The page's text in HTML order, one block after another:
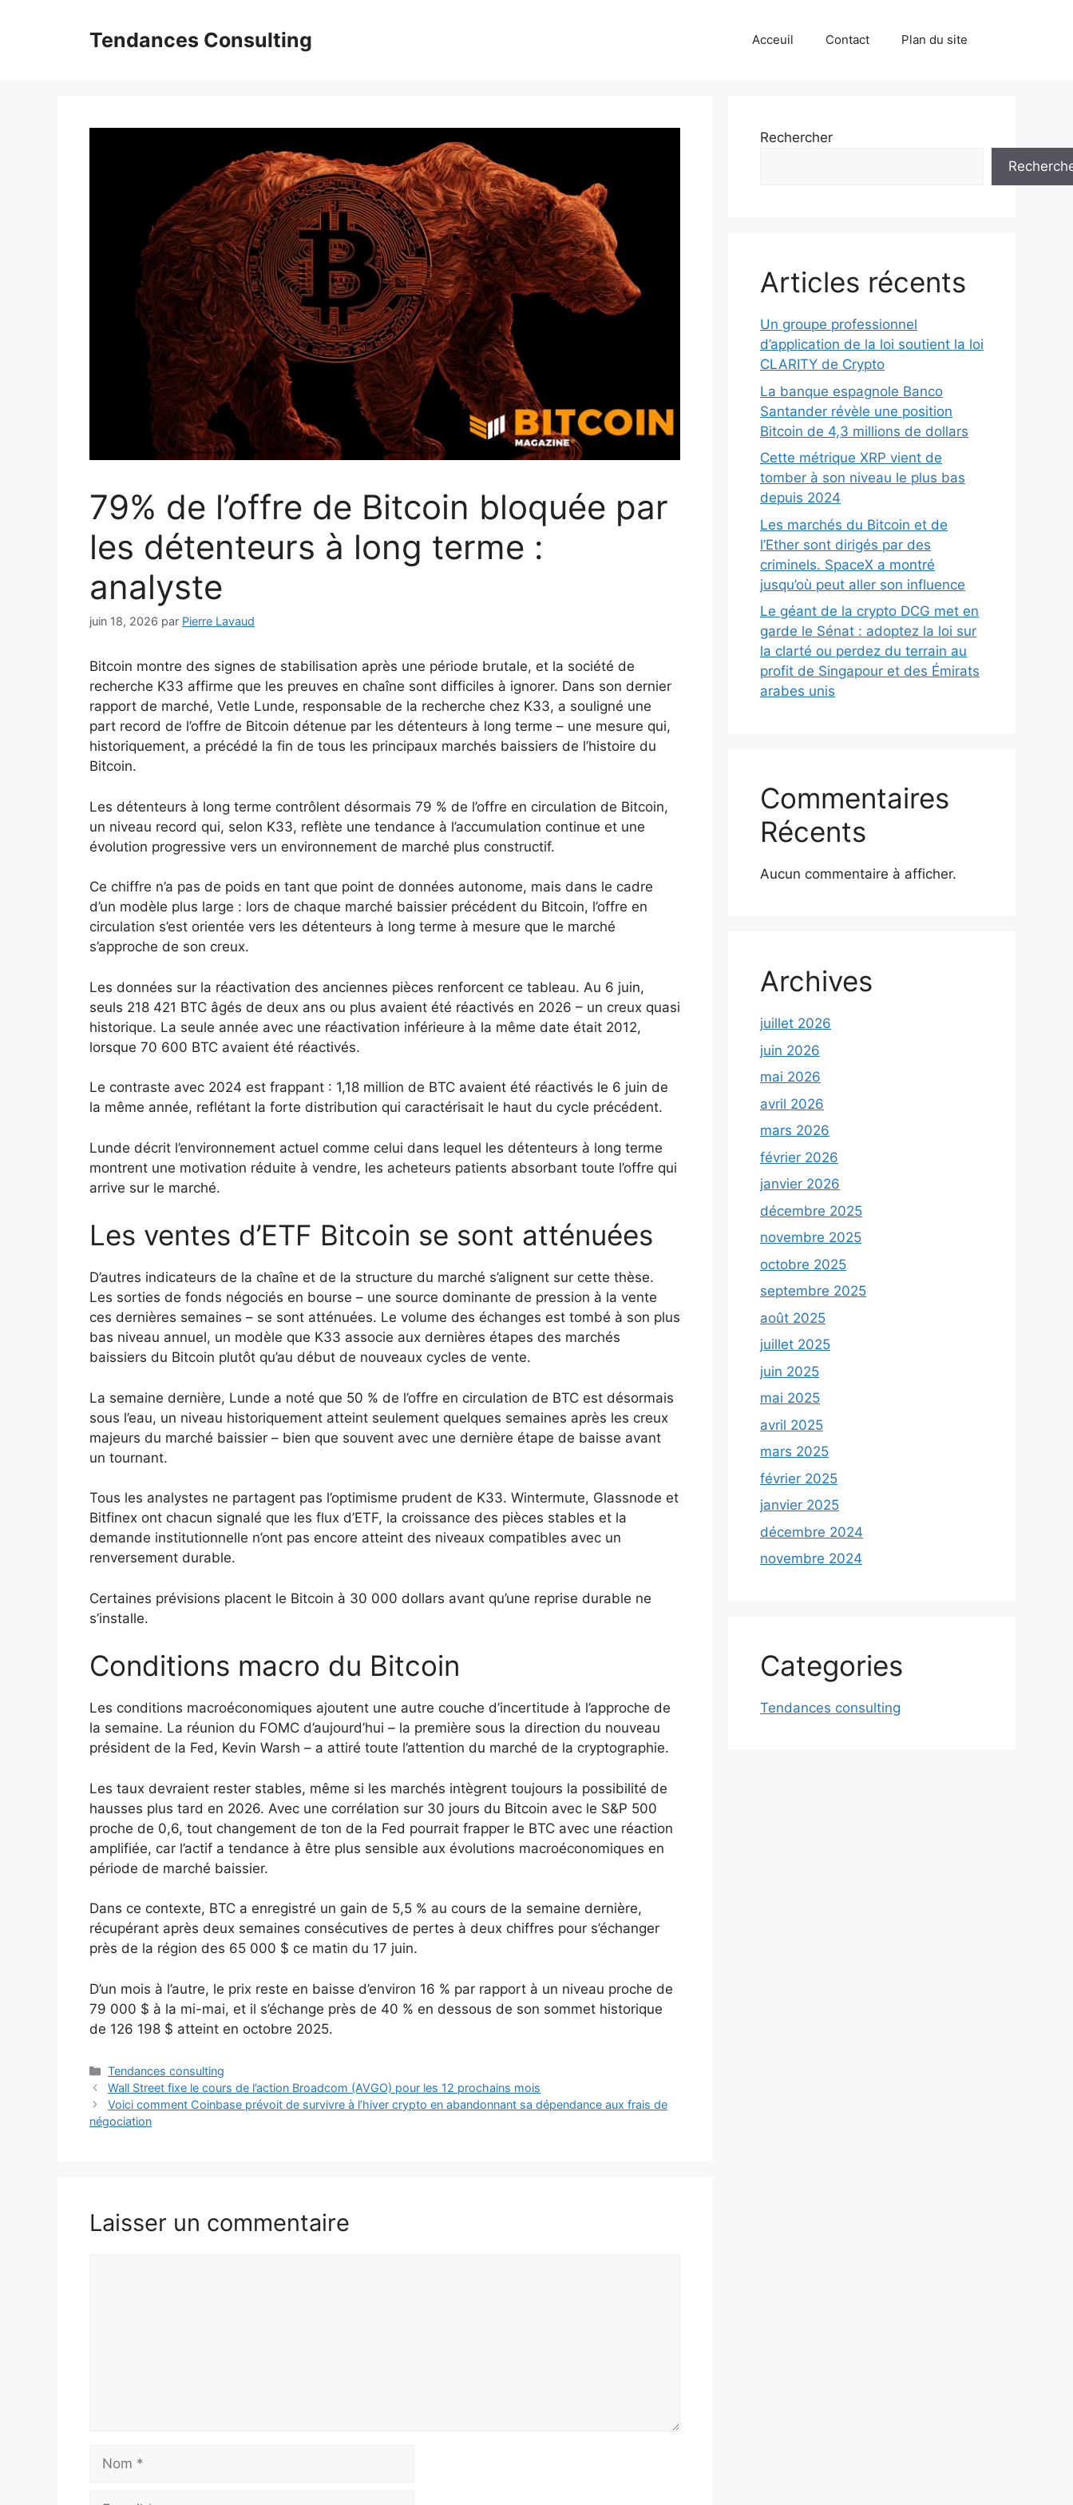
Tendances Consulting Acceuil Contact Plan du site
79% de l’offre de Bitcoin bloquée par
les détenteurs à long terme :
analyste
juin 18, 2026 par Pierre Lavaud
Bitcoin montre des signes de stabilisation après une période brutale, et la société de
recherche K33 affirme que les preuves en chaîne sont difficiles à ignorer. Dans son dernier
rapport de marché, Vetle Lunde, responsable de la recherche chez K33, a souligné une
part record de l’offre de Bitcoin détenue par les détenteurs à long terme – une mesure qui,
historiquement, a précédé la fin de tous les principaux marchés baissiers de l’histoire du
Bitcoin.
Les détenteurs à long terme contrôlent désormais 79 % de l’offre en circulation de Bitcoin,
un niveau record qui, selon K33, reflète une tendance à l’accumulation continue et une
évolution progressive vers un environnement de marché plus constructif.
Ce chiffre n’a pas de poids en tant que point de données autonome, mais dans le cadre
d’un modèle plus large : lors de chaque marché baissier précédent du Bitcoin, l’offre en
circulation s’est orientée vers les détenteurs à long terme à mesure que le marché
s’approche de son creux.
Les données sur la réactivation des anciennes pièces renforcent ce tableau. Au 6 juin,
seuls 218 421 BTC âgés de deux ans ou plus avaient été réactivés en 2026 – un creux quasi
historique. La seule année avec une réactivation inférieure à la même date était 2012,
lorsque 70 600 BTC avaient été réactivés.
Le contraste avec 2024 est frappant : 1,18 million de BTC avaient été réactivés le 6 juin de
la même année, reflétant la forte distribution qui caractérisait le haut du cycle précédent.
Lunde décrit l’environnement actuel comme celui dans lequel les détenteurs à long terme
montrent une motivation réduite à vendre, les acheteurs patients absorbant toute l’offre qui
arrive sur le marché.
Les ventes d’ETF Bitcoin se sont atténuées
D’autres indicateurs de la chaîne et de la structure du marché s’alignent sur cette thèse.
Les sorties de fonds négociés en bourse – une source dominante de pression à la vente
ces dernières semaines – se sont atténuées. Le volume des échanges est tombé à son plus
bas niveau annuel, un modèle que K33 associe aux dernières étapes des marchés
baissiers du Bitcoin plutôt qu’au début de nouveaux cycles de vente.
La semaine dernière, Lunde a noté que 50 % de l’offre en circulation de BTC est désormais
sous l’eau, un niveau historiquement atteint seulement quelques semaines après les creux
majeurs du marché baissier – bien que souvent avec une dernière étape de baisse avant
un tournant.
Tous les analystes ne partagent pas l’optimisme prudent de K33. Wintermute, Glassnode et
Bitfinex ont chacun signalé que les flux d’ETF, la croissance des pièces stables et la
demande institutionnelle n’ont pas encore atteint des niveaux compatibles avec un
renversement durable.
Certaines prévisions placent le Bitcoin à 30 000 dollars avant qu’une reprise durable ne
s’installe.
Conditions macro du Bitcoin
Les conditions macroéconomiques ajoutent une autre couche d’incertitude à l’approche de
la semaine. La réunion du FOMC d’aujourd’hui – la première sous la direction du nouveau
président de la Fed, Kevin Warsh – a attiré toute l’attention du marché de la cryptographie.
Les taux devraient rester stables, même si les marchés intègrent toujours la possibilité de
hausses plus tard en 2026. Avec une corrélation sur 30 jours du Bitcoin avec le S&P 500
proche de 0,6, tout changement de ton de la Fed pourrait frapper le BTC avec une réaction
amplifiée, car l’actif a tendance à être plus sensible aux évolutions macroéconomiques en
période de marché baissier.
Dans ce contexte, BTC a enregistré un gain de 5,5 % au cours de la semaine dernière,
récupérant après deux semaines consécutives de pertes à deux chiffres pour s’échanger
près de la région des 65 000 $ ce matin du 17 juin.
D’un mois à l’autre, le prix reste en baisse d’environ 16 % par rapport à un niveau proche de
79 000 $ à la mi-mai, et il s’échange près de 40 % en dessous de son sommet historique
de 126 198 $ atteint en octobre 2025.
Catégories
Tendances consulting
Wall Street fixe le cours de l’action Broadcom (AVGO) pour les 12 prochains mois
Voici comment Coinbase prévoit de survivre à l’hiver crypto en abandonnant sa dépendance aux frais de
négociation
Laisser un commentaire
Rechercher
Articles récents
Un groupe professionnel
d’application de la loi soutient la loi
CLARITY de Crypto
La banque espagnole Banco
Santander révèle une position
Bitcoin de 4,3 millions de dollars
Cette métrique XRP vient de
tomber à son niveau le plus bas
depuis 2024
Les marchés du Bitcoin et de
l’Ether sont dirigés par des
criminels. SpaceX a montré
jusqu’où peut aller son influence
Le géant de la crypto DCG met en
garde le Sénat : adoptez la loi sur
la clarté ou perdez du terrain au
profit de Singapour et des Émirats
arabes unis
Commentaires
Récents
Aucun commentaire à afficher.
Archives
juillet 2026
juin 2026
mai 2026
avril 2026
mars 2026
février 2026
janvier 2026
décembre 2025
novembre 2025
octobre 2025
septembre 2025
août 2025
juillet 2025
juin 2025
mai 2025
avril 2025
mars 2025
février 2025
janvier 2025
décembre 2024
novembre 2024
Categories
Tendances consulting